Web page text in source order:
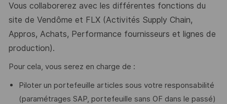
Vous collaborerez avec les différentes fonctions du
site de Vendôme et FLX (Activités Supply Chain,
Appros, Achats, Performance fournisseurs et lignes de
production).
Pour cela, vous serez en charge de :
Piloter un portefeuille articles sous votre responsabilité
(paramétrages SAP, portefeuille sans OF dans le passé)